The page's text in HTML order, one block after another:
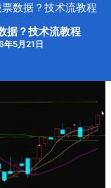
数据？技术流教程
据？技术流教程
年5月21日